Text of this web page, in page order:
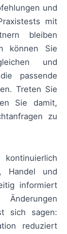
und
mit
bleiben
können Sie
und
passende
Treten Sie
Sie damit,
zu
Handel und
informiert
sich sagen:
reduziert